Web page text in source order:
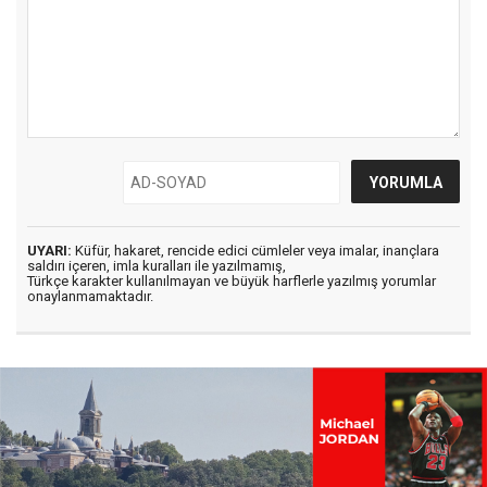
UYARI: Küfür, hakaret, rencide edici cümleler veya imalar, inançlara
saldırı içeren, imla kuralları ile yazılmamış,
Türkçe karakter kullanılmayan ve büyük harflerle yazılmış yorumlar
onaylanmamaktadır.